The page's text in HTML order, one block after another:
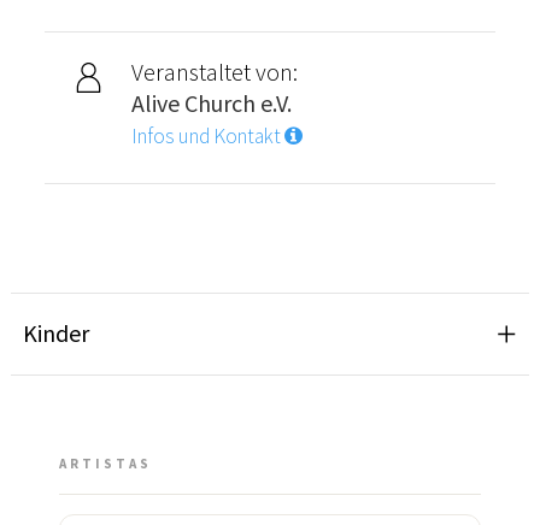
Veranstaltet von:
Alive Church e.V.
Infos und Kontakt
Kinder
ARTISTAS